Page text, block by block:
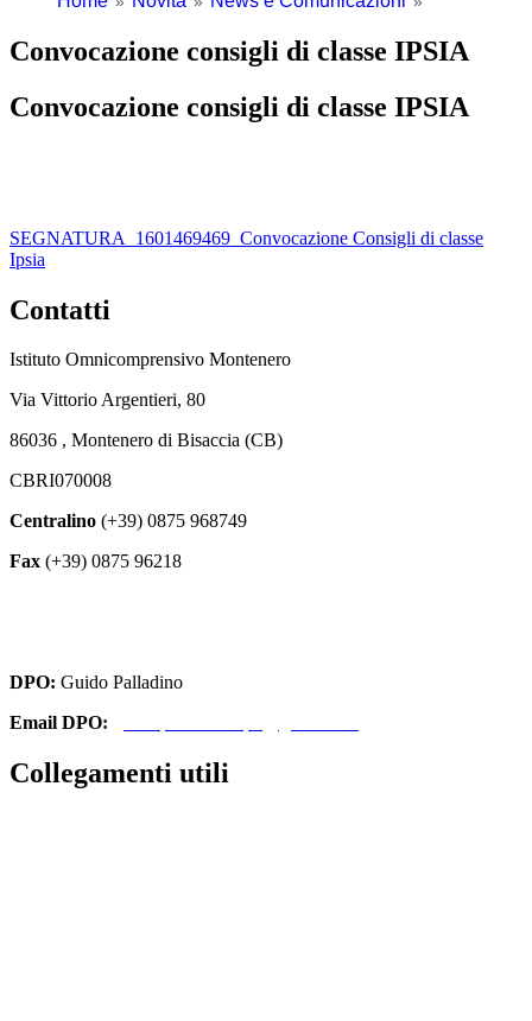
Convocazione consigli di classe IPSIA
Convocazione consigli di classe IPSIA
SEGNATURA_1601469469_Convocazione Consigli di classe
Ipsia
Contatti
Istituto Omnicomprensivo Montenero
Via Vittorio Argentieri, 80
86036 , Montenero di Bisaccia (CB)
CBRI070008
Centralino (+39) 0875 968749
Fax (+39) 0875 96218
DPO: Guido Palladino
Email DPO:
Collegamenti utili